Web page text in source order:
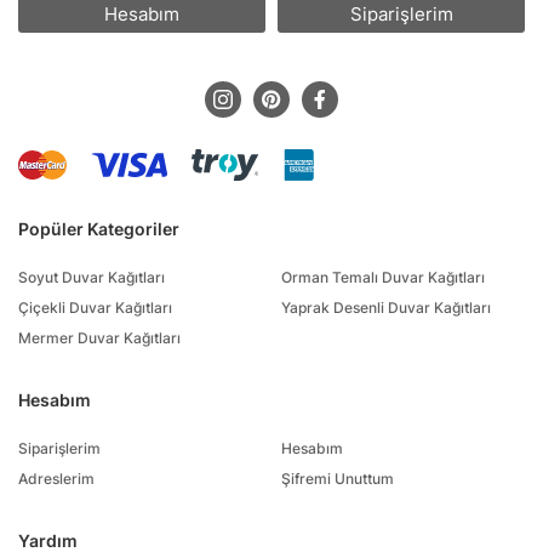
Popüler Kategoriler
Soyut Duvar Kağıtları
Çiçekli Duvar Kağıtları
Mermer Duvar Kağıtları
Orman Temalı Duvar Kağıtları
Yaprak Desenli Duvar Kağıtları
Hesabım
Siparişlerim
Adreslerim
Hesabım
Şifremi Unuttum
Yardım
Hesabım Siparişlerim